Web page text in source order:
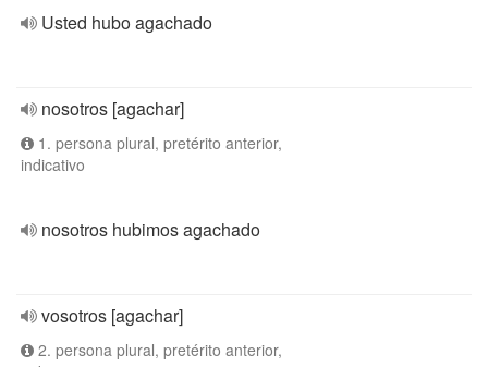
Usted hubo agachado
nosotros [agachar]
1. persona plural, pretérito anterior,
indicativo
nosotros hubimos agachado
vosotros [agachar]
2. persona plural, pretérito anterior,